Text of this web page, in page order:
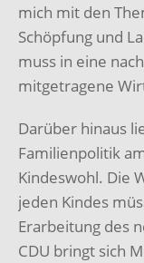
mich mit den
Schöpfung und
muss in eine
mitgetragene
Darüber hinaus
Familienpolitik
Kindeswohl. Die
jeden Kindes
Erarbeitung des
CDU bringt sich